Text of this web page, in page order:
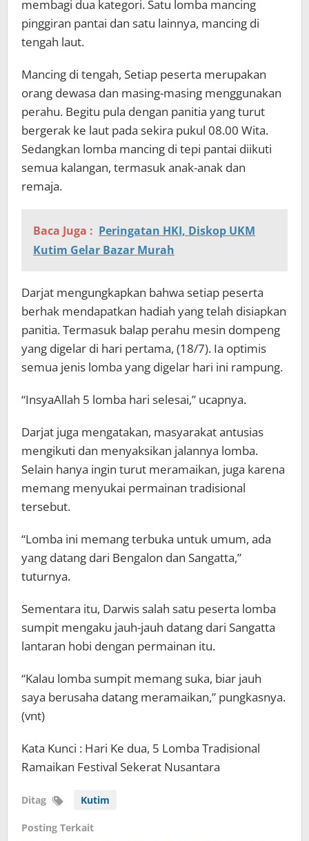
membagi dua kategori. Satu lomba mancing
pinggiran pantai dan satu lainnya, mancing di
tengah laut.
Mancing di tengah, Setiap peserta merupakan
orang dewasa dan masing-masing menggunakan
perahu. Begitu pula dengan panitia yang turut
bergerak ke laut pada sekira pukul 08.00 Wita.
Sedangkan lomba mancing di tepi pantai diikuti
semua kalangan, termasuk anak-anak dan
remaja.
Baca Juga : Peringatan HKI, Diskop UKM
Kutim Gelar Bazar Murah
Darjat mengungkapkan bahwa setiap peserta
berhak mendapatkan hadiah yang telah disiapkan
panitia. Termasuk balap perahu mesin dompeng
yang digelar di hari pertama, (18/7). Ia optimis
semua jenis lomba yang digelar hari ini rampung.
“InsyaAllah 5 lomba hari selesai,” ucapnya.
Darjat juga mengatakan, masyarakat antusias
mengikuti dan menyaksikan jalannya lomba.
Selain hanya ingin turut meramaikan, juga karena
memang menyukai permainan tradisional
tersebut.
“Lomba ini memang terbuka untuk umum, ada
yang datang dari Bengalon dan Sangatta,”
tuturnya.
Sementara itu, Darwis salah satu peserta lomba
sumpit mengaku jauh-jauh datang dari Sangatta
lantaran hobi dengan permainan itu.
“Kalau lomba sumpit memang suka, biar jauh
saya berusaha datang meramaikan,” pungkasnya.
(vnt)
Kata Kunci : Hari Ke dua, 5 Lomba Tradisional
Ramaikan Festival Sekerat Nusantara
Ditag Kutim
Posting Terkait